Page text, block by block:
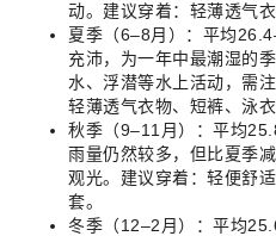
动。建议穿着：轻薄透气
夏季（6–8月）：平均
充沛，为一年中最潮湿的
水、浮潜等水上活动，需
轻薄透气衣物、短裤、泳衣
秋季（9–11月）：平均
雨量仍然较多，但比夏季
观光。建议穿着：轻便舒
套。
冬季（12–2月）：平均